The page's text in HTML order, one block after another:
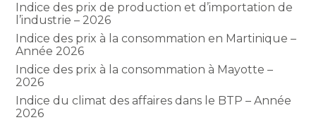
Indice des prix de production et d’importation de
l’industrie – 2026
Indice des prix à la consommation en Martinique –
Année 2026
Indice des prix à la consommation à Mayotte –
2026
Indice du climat des affaires dans le BTP – Année
2026